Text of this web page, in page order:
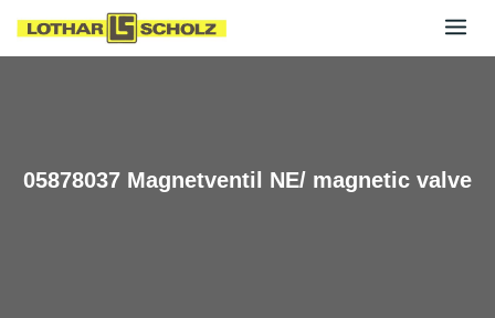
05878037 Magnetventil NE/ magnetic valve